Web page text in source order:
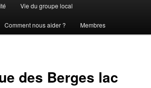
Vie du groupe local
Comment nous aider ? Membres
des Berges lac